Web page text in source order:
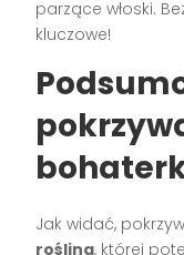
parzące włoski.
kluczowe!
Jak widać,
roślina, której